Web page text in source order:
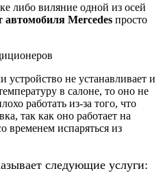
либо виляние одной из осей
автомобиля Mercedes просто
устройство не устанавливает и
в салоне, то оно не
работать из-за того, что
так как оно работает на
временем испаряться из
следующие услуги: